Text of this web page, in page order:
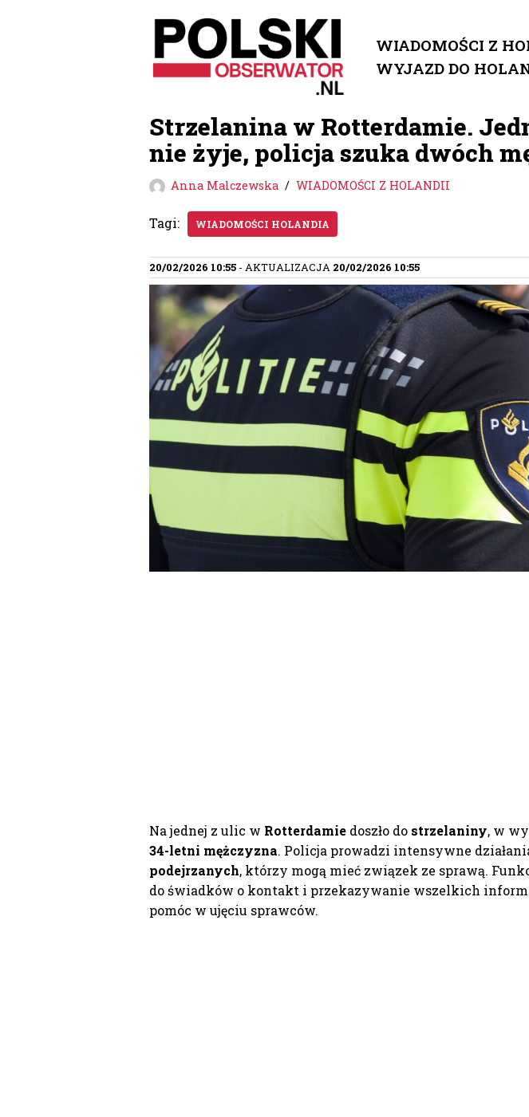
Przejdź
do
WIADOMOŚCI Z
WYJAZD DO
Strzelanina w Rotterdamie.
nie żyje, policja szuka dwóch
Anna Malczewska WIADOMOŚCI Z HOLANDII
Tagi: WIADOMOŚCI HOLANDIA
20/02/2026 10:55 - AKTUALIZACJA 20/02/2026 10:55
Na jednej z ulic w Rotterdamie doszło do strzelaniny, w
34-letni mężczyzna. Policja prowadzi intensywne
podejrzanych, którzy mogą mieć związek ze sprawą.
do świadków o kontakt i przekazywanie wszelkich
pomóc w ujęciu sprawców.